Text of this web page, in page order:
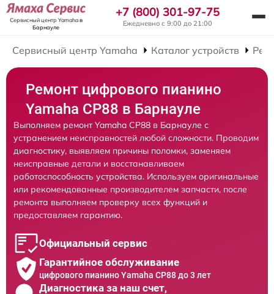
Сервисный центр Yamahaв
Барнауле
+7 (800) 301-97-75
Ежедневно с 9:00 до 21:00
Сервисный центр Yamaha Каталог устройств
Ремонт цифрового пианино
Yamaha CP88 в Барнауле
Выполняем ремонт Yamaha CP88 в Барнауле с
устранением неисправностей любой сложности. Проводим
диагностику, выявляем причины поломки, заменяем
неисправные детали и восстанавливаем
работоспособность устройства. Используем оригинальные
или рекомендованные производителем запчасти, после
ремонта выполняем проверку всех функций и
предоставляем гарантию.
Официальный сервис
Гарантийное обслуживание
цифрового пианино Yamaha CP88 до 3 лет
Диагностика за наш счет,